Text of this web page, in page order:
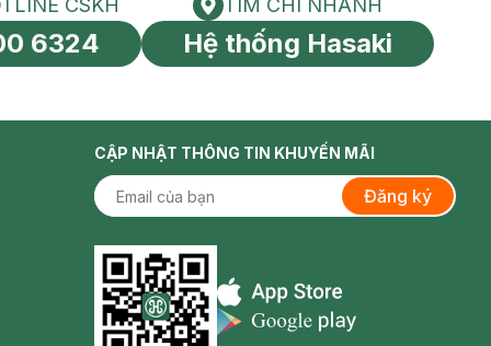
toàn cầu
HOTLINE CSKH
CSKH
6324
Tìm chi nhánh
TÌM CHI NHÁNH
Hệ thống Hasaki
CẬP NHẬT THÔNG TIN KHUYẾN MÃI
Đăng ký
Appstore icon